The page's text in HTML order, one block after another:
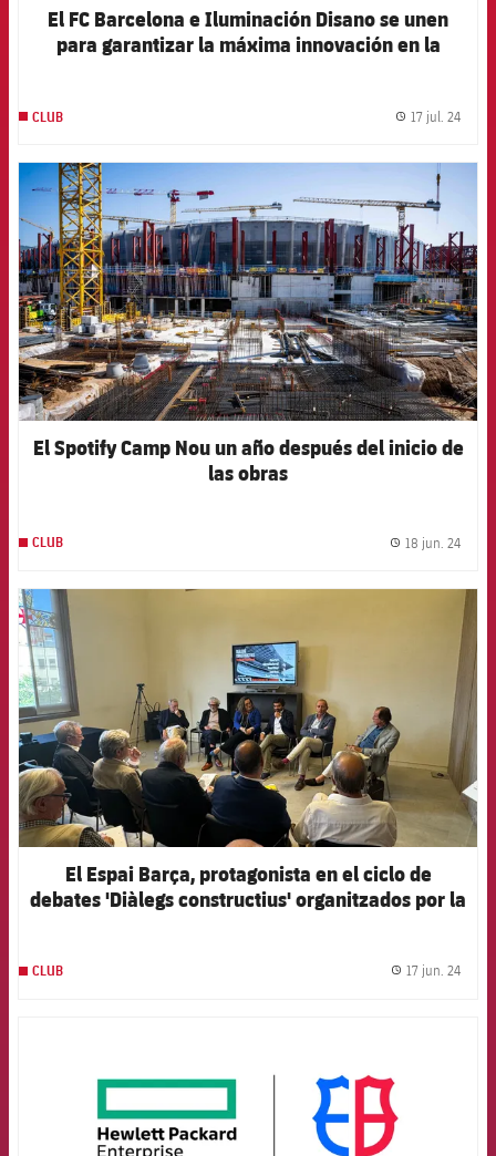
El FC Barcelona e Iluminación Disano se unen
para garantizar la máxima innovación en la
CLUB 17 jul. 24
El Spotify Camp Nou un año después del inicio de
las obras
CLUB 18 jun. 24
El Espai Barça, protagonista en el ciclo de
debates 'Diàlegs constructius' organitzados por la
CLUB 17 jun. 24